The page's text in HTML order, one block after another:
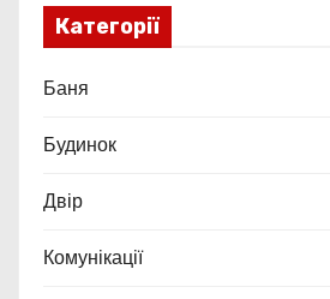
Категорії
Баня
Будинок
Двір
Комунікації